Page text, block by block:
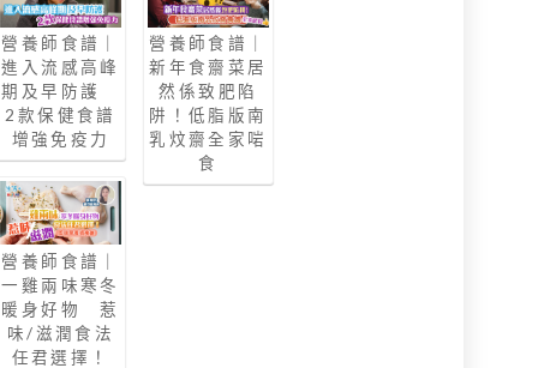
營養師食譜｜
進入流感高峰
期及早防護
2款保健食譜
增強免疫力
營養師食譜｜
一雞兩味寒冬
暖身好物 惹
味/滋潤食法
任君選擇！
營養師食譜｜
新年食齋菜居
然係致肥陷
阱！低脂版南
乳炆齋全家啱
食